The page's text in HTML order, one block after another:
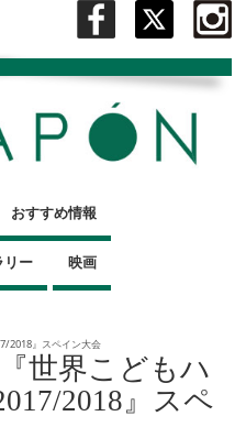
おすすめ情報
リー 映画
2018』スペイン大会
世界こどもハ
2018』スペ